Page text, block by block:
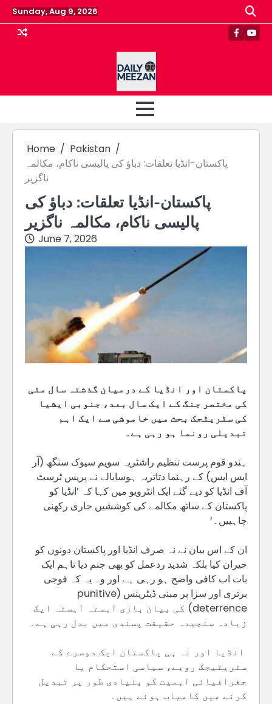
Skip
to
content
Sunday, Aug 9, 2026
Home
Pakistan
پاکستان-انڈیا تعلقات: دباؤ کی پالیسی ناکام، مکالمہ
ناگزیر
پاکستان-انڈیا تعلقات: دباؤ کی
پالیسی ناکام، مکالمہ ناگزیر
June 7, 2026
پاکستان اور انڈیا کے درمیان گذشتہ سال مئی
کی مختصر جنگ کے ایک سال بعد، جنوبی ایشیا
کی سٹریٹجک بحث میں خاموشی سے ایک اہم
تبدیلی رونما ہو رہی ہے۔
ہندو قوم پرست تنظیم راشٹریہ سویم سیوک سنگھ (آر
ایس ایس) کے رہنما دتاتریہ ہوسابالے نے پریس ٹرسٹ
آف انڈیا کو دیے گئے ایک انٹرویو میں کہا کہ ’انڈیا کو
پاکستان کے ساتھ مکالمے کی کوششیں جاری رکھنی
چاہییں۔‘
ان کے اس بیان نے نہ صرف انڈیا اور پاکستان دونوں کو
حیران کیا بلکہ شدید ردعمل کو بھی جنم دیا تاہم ایک
بات اب کافی واضح ہو رہی ہے اور وہ یہ کہ فوجی
برتری اور سزا پر مبنی ڈیٹرینس (punitive
deterrence) کی بیان بازی آہستہ آہستہ ایک
زیادہ سنجیدہ حقیقت پسندی میں بدل رہی ہے۔
انڈیا اور نہ ہی پاکستان ایک دوسرے کے
سٹریٹیجک رویے، سیاسی استحکام یا
جغرافیائی اہمیت کو بنیادی طور پر تبدیل
کرنے میں کامیاب ہوئے ہیں۔